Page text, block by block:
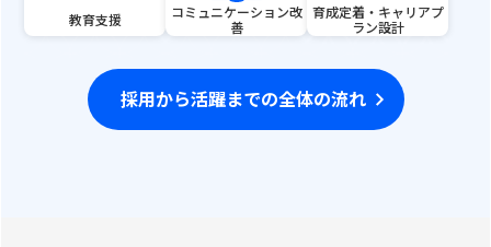
教育支援
コミュニケーション改
善
育成定着・キャリアプ
ラン設計
採用から活躍までの全体の流れ